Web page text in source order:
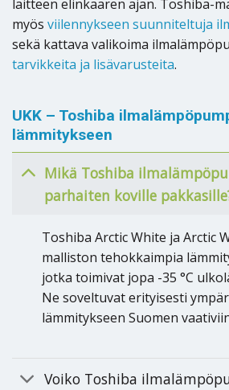
laitteen elinkaaren ajan. Toshiba-
myös viilennykseen suunniteltuja
sekä kattava valikoima
tarvikkeita ja lisävarusteita.
UKK – Toshiba
lämmitykseen
Mikä Toshiba
parhaiten koville
Toshiba Arctic White ja Arctic
malliston tehokkaimpia
jotka toimivat jopa -35 °C
Ne soveltuvat erityisesti
lämmitykseen Suomen
Voiko Toshiba